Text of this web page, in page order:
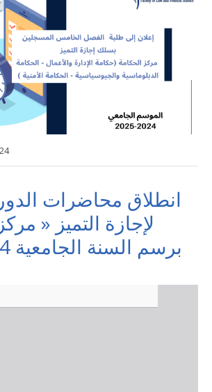
انطلاق محاضرات
لإجازة التميز «
برسم السنة الجامعية 2025/2024